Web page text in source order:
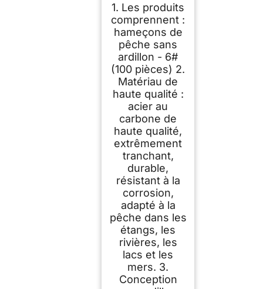
Ardillon - Hameçons
De Pêche sans
Ardillons en Acier au
Carbone, Adaptés
Aux Rivières, Lacs,
Océans et étangs
(sans Ardillon-6#)
1. Les produits
comprennent :
hameçons de
pêche sans
ardillon - 6#
(100 pièces) 2.
Matériau de
haute qualité :
acier au
carbone de
haute qualité,
extrêmement
tranchant,
durable,
résistant à la
corrosion,
adapté à la
pêche dans les
étangs, les
rivières, les
lacs et les
mers. 3.
Conception